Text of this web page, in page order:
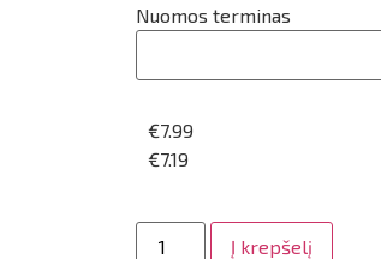
Nuomos terminas
€7.99
€7.19
Į krepšelį